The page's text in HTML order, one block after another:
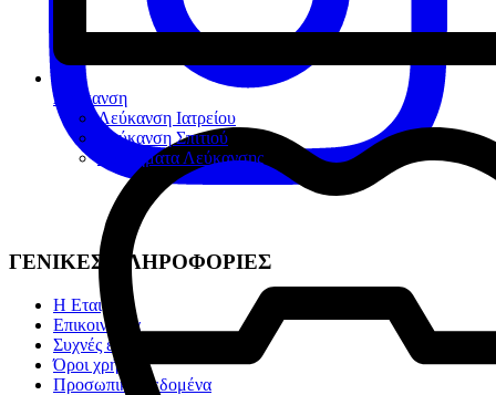
Λεύκανση
Λεύκανση Ιατρείου
Λεύκανση Σπιτιού
Βοηθήματα Λεύκανσης
ΓΕΝΙΚΕΣ ΠΛΗΡΟΦΟΡΙΕΣ
Η Εταιρία
Επικοινωνία
Συχνές ερωτήσεις
Όροι χρήσης
Προσωπικά Δεδομένα